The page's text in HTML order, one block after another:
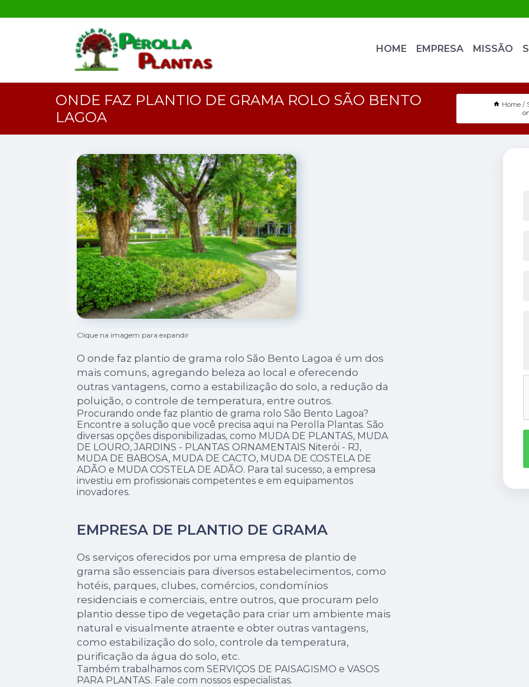
HOME EMPRESA MISSÃO
ONDE FAZ PLANTIO DE GRAMA ROLO SÃO BENTO
LAGOA
Home
Clique na imagem para expandir
O onde faz plantio de grama rolo São Bento Lagoa é um dos
mais comuns, agregando beleza ao local e oferecendo
outras vantagens, como a estabilização do solo, a redução da
poluição, o controle de temperatura, entre outros.
Procurando onde faz plantio de grama rolo São Bento Lagoa?
Encontre a solução que você precisa aqui na Perolla Plantas. São
diversas opções disponibilizadas, como MUDA DE PLANTAS, MUDA
DE LOURO, JARDINS - PLANTAS ORNAMENTAIS Niterói - RJ,
MUDA DE BABOSA, MUDA DE CACTO, MUDA DE COSTELA DE
ADÃO e MUDA COSTELA DE ADÃO. Para tal sucesso, a empresa
investiu em profissionais competentes e em equipamentos
inovadores.
EMPRESA DE PLANTIO DE GRAMA
Os serviços oferecidos por uma empresa de plantio de
grama são essenciais para diversos estabelecimentos, como
hotéis, parques, clubes, comércios, condomínios
residenciais e comerciais, entre outros, que procuram pelo
plantio desse tipo de vegetação para criar um ambiente mais
natural e visualmente atraente e obter outras vantagens,
como estabilização do solo, controle da temperatura,
purificação da água do solo, etc.
Também trabalhamos com SERVIÇOS DE PAISAGISMO e VASOS
PARA PLANTAS. Fale com nossos especialistas.